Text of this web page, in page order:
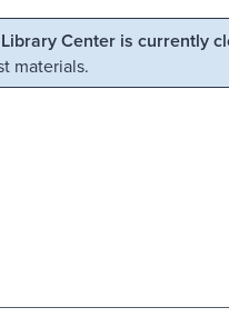
Center is currently
materials.